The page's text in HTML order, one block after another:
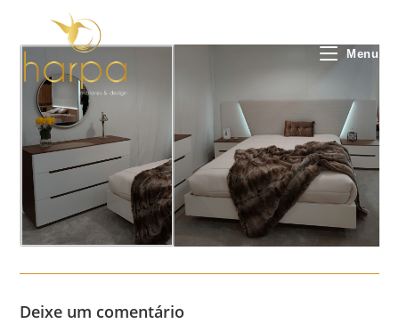
content
Menu
Deixe um comentário